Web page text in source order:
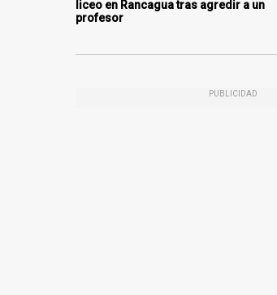
liceo en Rancagua tras agredir a un
profesor
PUBLICIDAD